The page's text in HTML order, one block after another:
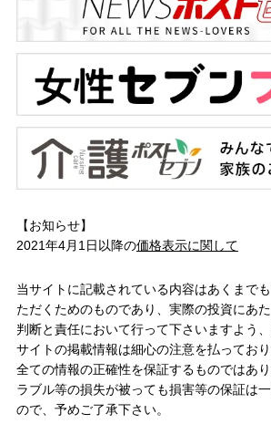
【お知らせ】
2021年4月1日以降の価格表示に関して
当サイトに記載されている内容はあくまで
ただくためのものであり、実際の投資にあ
判断と責任において行って下さいますよう
サイトの掲載情報は細心の注意を払ってお
全ての情報の正確性を保証するものではあ
ラブル等の損失が被っても損害等の保証は
ので、予めご了承下さい。